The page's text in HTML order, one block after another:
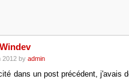
2012 by admin
dans un post précédent, j'avais